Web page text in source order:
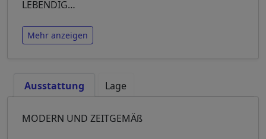
LEBENDIG…
Mehr anzeigen
Ausstattung Lage
MODERN UND ZEITGEMÄß